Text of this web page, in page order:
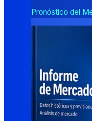
Pronóstico del